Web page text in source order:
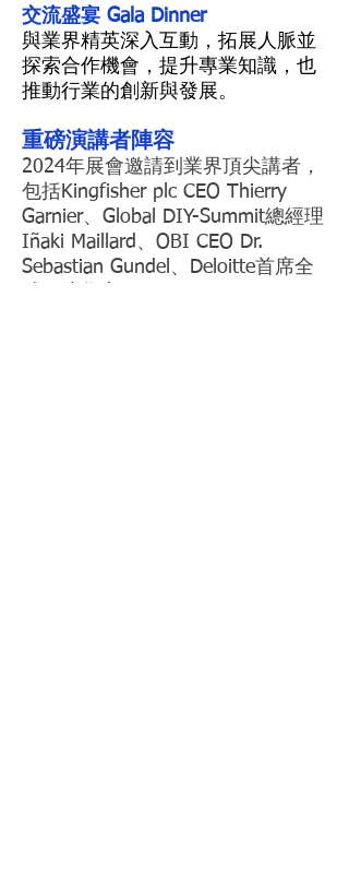
交流盛宴 Gala Dinner
與業界精英深入互動，拓展人脈並
探索合作機會，提升專業知識，也
推動行業的創新與發展。
重磅演講者陣容
2024年展會邀請到業界頂尖講者，
包括Kingfisher plc CEO Thierry
Garnier、Global DIY-Summit總經理
Iñaki Maillard、OBI CEO Dr.
Sebastian Gundel、Deloitte首席全